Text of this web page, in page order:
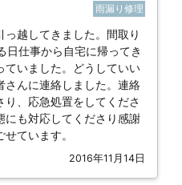
雨漏り修理
越してきました。間取り
日仕事から自宅に帰ってき
ていました。どうしていい
さんに連絡しました。連絡
り、応急処置をしてくださ
にも対応してくださり感謝
ています。
2016年11月14日